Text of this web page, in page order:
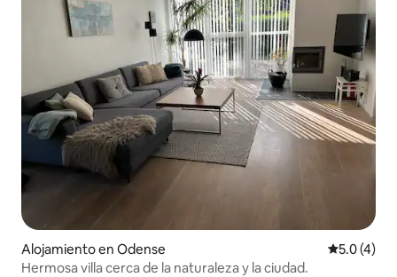
Alojamiento en Odense
5.0 (4)
Hermosa villa cerca de la naturaleza y la ciudad.